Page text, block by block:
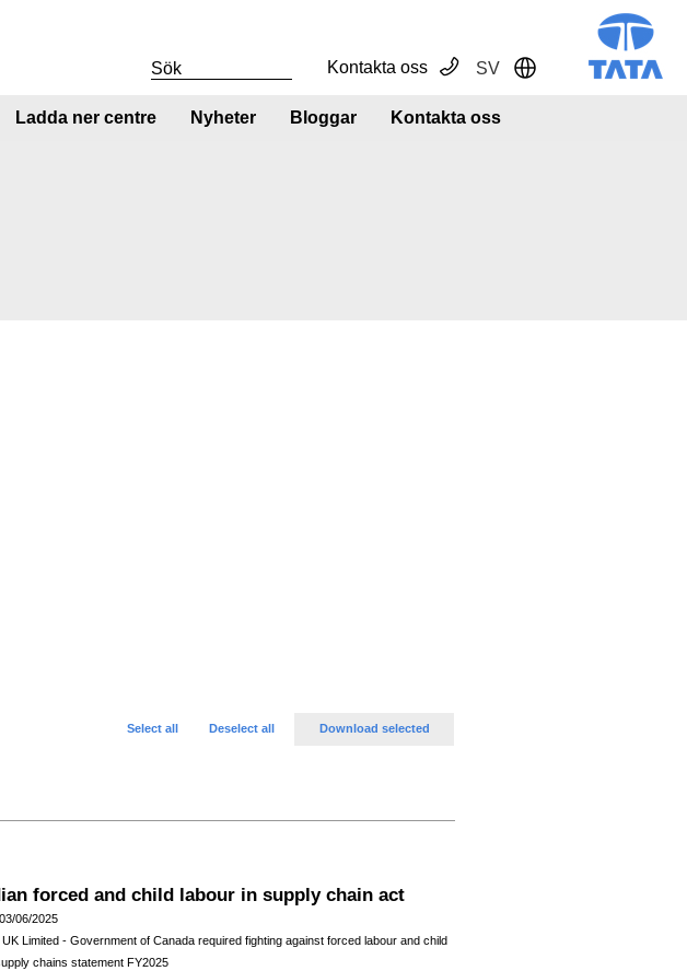
SV Toggle Dropdown
Kontakta oss
Ladda ner centre Nyheter Bloggar Kontakta oss
Select all Deselect all Download selected
forced and child labour in supply chain act
03/06/2025
UK Limited - Government of Canada required fighting against forced labour and child
chains statement FY2025